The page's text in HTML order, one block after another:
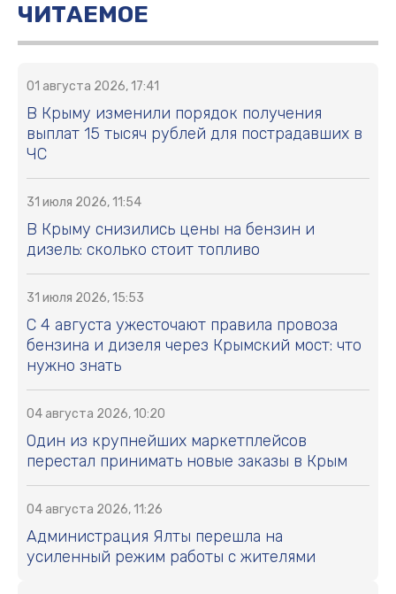
ЧИТАЕМОЕ
01 августа 2026, 17:41
В Крыму изменили порядок получения
выплат 15 тысяч рублей для пострадавших в
ЧС
31 июля 2026, 11:54
В Крыму снизились цены на бензин и
дизель: сколько стоит топливо
31 июля 2026, 15:53
С 4 августа ужесточают правила провоза
бензина и дизеля через Крымский мост: что
нужно знать
04 августа 2026, 10:20
Один из крупнейших маркетплейсов
перестал принимать новые заказы в Крым
04 августа 2026, 11:26
Администрация Ялты перешла на
усиленный режим работы с жителями